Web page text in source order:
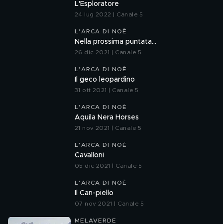
L'Esploratore
24 lug 2022 | Canale 5
L'ARCA DI NOÈ
Nella prossima puntata...
26 dic 2021 | Canale 5
L'ARCA DI NOÈ
Il geco leopardino
31 ott 2021 | Canale 5
L'ARCA DI NOÈ
Aquila Nera Horses
21 nov 2021 | Canale 5
L'ARCA DI NOÈ
Cavalloni
05 dic 2021 | Canale 5
L'ARCA DI NOÈ
Il Can-piello
07 nov 2021 | Canale 5
MELAVERDE